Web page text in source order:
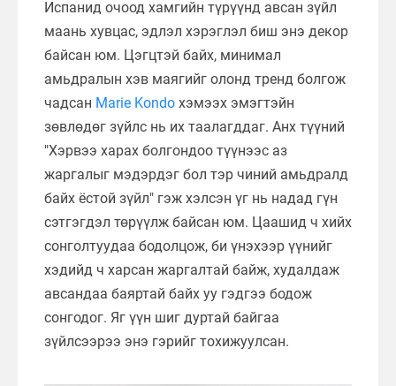
Испанид очоод хамгийн түрүүнд авсан зүйл
маань хувцас, эдлэл хэрэглэл биш энэ декор
байсан юм. Цэгцтэй байх, минимал
амьдралын хэв маягийг олонд тренд болгож
чадсан Marie Kondo хэмээх эмэгтэйн
зөвлөдөг зүйлс нь их таалагддаг. Анх түүний
"Хэрвээ харах болгондоо түүнээс аз
жаргалыг мэдэрдэг бол тэр чиний амьдралд
байх ёстой зүйл" гэж хэлсэн үг нь надад гүн
сэтгэгдэл төрүүлж байсан юм. Цаашид ч хийх
сонголтуудаа бодолцож, би үнэхээр үүнийг
хэдийд ч харсан жаргалтай байж, худалдаж
авсандаа баяртай байх уу гэдгээ бодож
сонгодог. Яг үүн шиг дуртай байгаа
зүйлсээрээ энэ гэрийг тохижуулсан.